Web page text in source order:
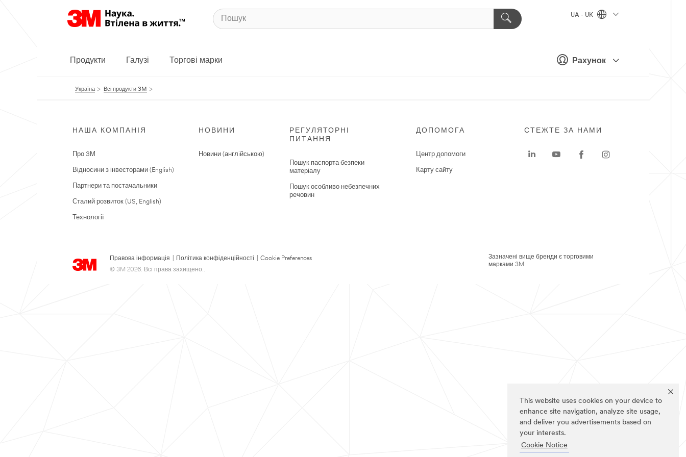
This website uses cookies on your device to
enhance site navigation, analyze site usage,
and deliver you advertisements based on
your interests.
Cookie Notice
Рахунок
UA - UK
Продукти Галузі Торгові марки
Україна Всі продукти 3M
НАША КОМПАНІЯ
Про 3М
Відносини з інвесторами (English)
Партнери та постачальники
Сталий розвиток (US, English)
Технології
НОВИНИ
Новини (англiйською)
РЕГУЛЯТОРНІ
ПИТАННЯ
Пошук паспорта безпеки
матеріалу
Пошук особливо небезпечних
речовин
ДОПОМОГА
Центр допомоги
Карту сайту
Правова інформація Політика конфіденційності
Cookie Preferences
© 3M 2026. Всі права захищено..
СТЕЖТЕ ЗА НАМИ
Зазначені вище бренди є торговими
марками 3M.